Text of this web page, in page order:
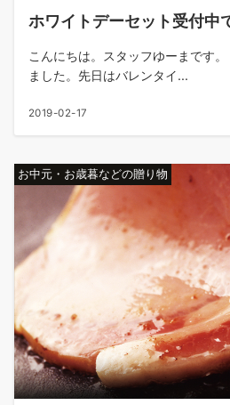
ホワイトデーセット受付中
こんにちは。スタッフゆーまです
ました。先日はバレンタイ...
2019-02-17
お中元・お歳暮などの贈り物